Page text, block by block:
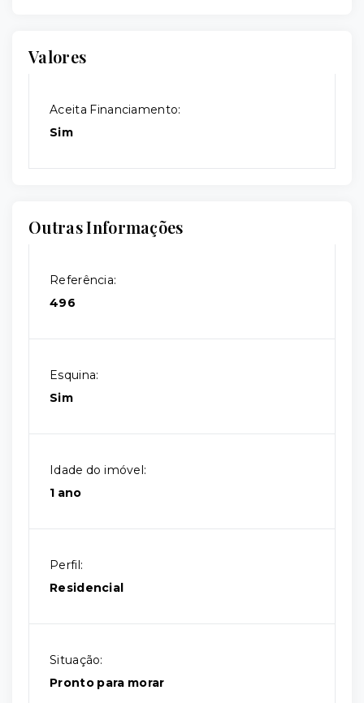
Valores
Aceita Financiamento:
Sim
Outras Informações
Referência:
496
Esquina:
Sim
Idade do imóvel:
1 ano
Perfil:
Residencial
Situação:
Pronto para morar